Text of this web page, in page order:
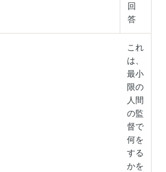
回
答
これ
は、
最小
限の
人間
の監
督で
何を
する
かを